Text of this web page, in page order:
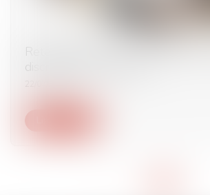
Retenues indues sur le salaire du
discrimination syndicale